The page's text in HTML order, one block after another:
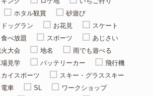
ホタル観賞
砂遊び
ドッグラン お花見
スケート
食べ放題 スポーツ
あじさい
大会 地名
雨でも遊べる
場見学 バッテリーカー
飛行機
カイスポーツ
スキー・グラススキー
電車 SL
ワークショップ